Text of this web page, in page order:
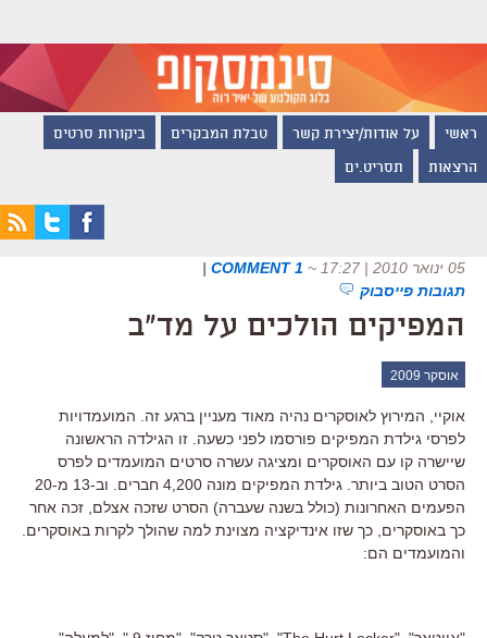
ראשי על אודות/יצירת קשר טבלת המבקרים ביקורות סרטים
הרצאות תסריט.ים
05 ינואר 2010 | 17:27 ~
1 COMMENT
|
תגובות פייסבוק
המפיקים הולכים על מד"ב
אוסקר 2009
אוקיי, המירוץ לאוסקרים נהיה מאוד מעניין ברגע זה. המועמדויות
לפרסי גילדת המפיקים פורסמו לפני כשעה. זו הגילדה הראשונה
שיישרה קו עם האוסקרים ומציגה עשרה סרטים המועמדים לפרס
הסרט הטוב ביותר. גילדת המפיקים מונה 4,200 חברים. וב-13 מ-20
הפעמים האחרונות (כולל בשנה שעברה) הסרט שזכה אצלם, זכה אחר
כך באוסקרים, כך שזו אינדיקציה מצוינת למה שהולך לקרות באוסקרים.
והמועמדים הם: